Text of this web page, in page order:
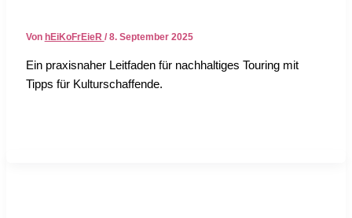
Von hEiKoFrEieR / 8. September 2025
Ein pra­xis­na­her Leit­fa­den für nach­hal­ti­ges Tou­ring mit
Tipps für Kul­tur­schaf­fen­de.